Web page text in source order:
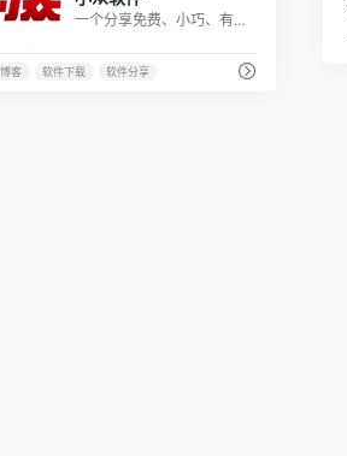
一个分享免费、小巧、有趣、实用软件的网站
博客 软件下载 软件分享